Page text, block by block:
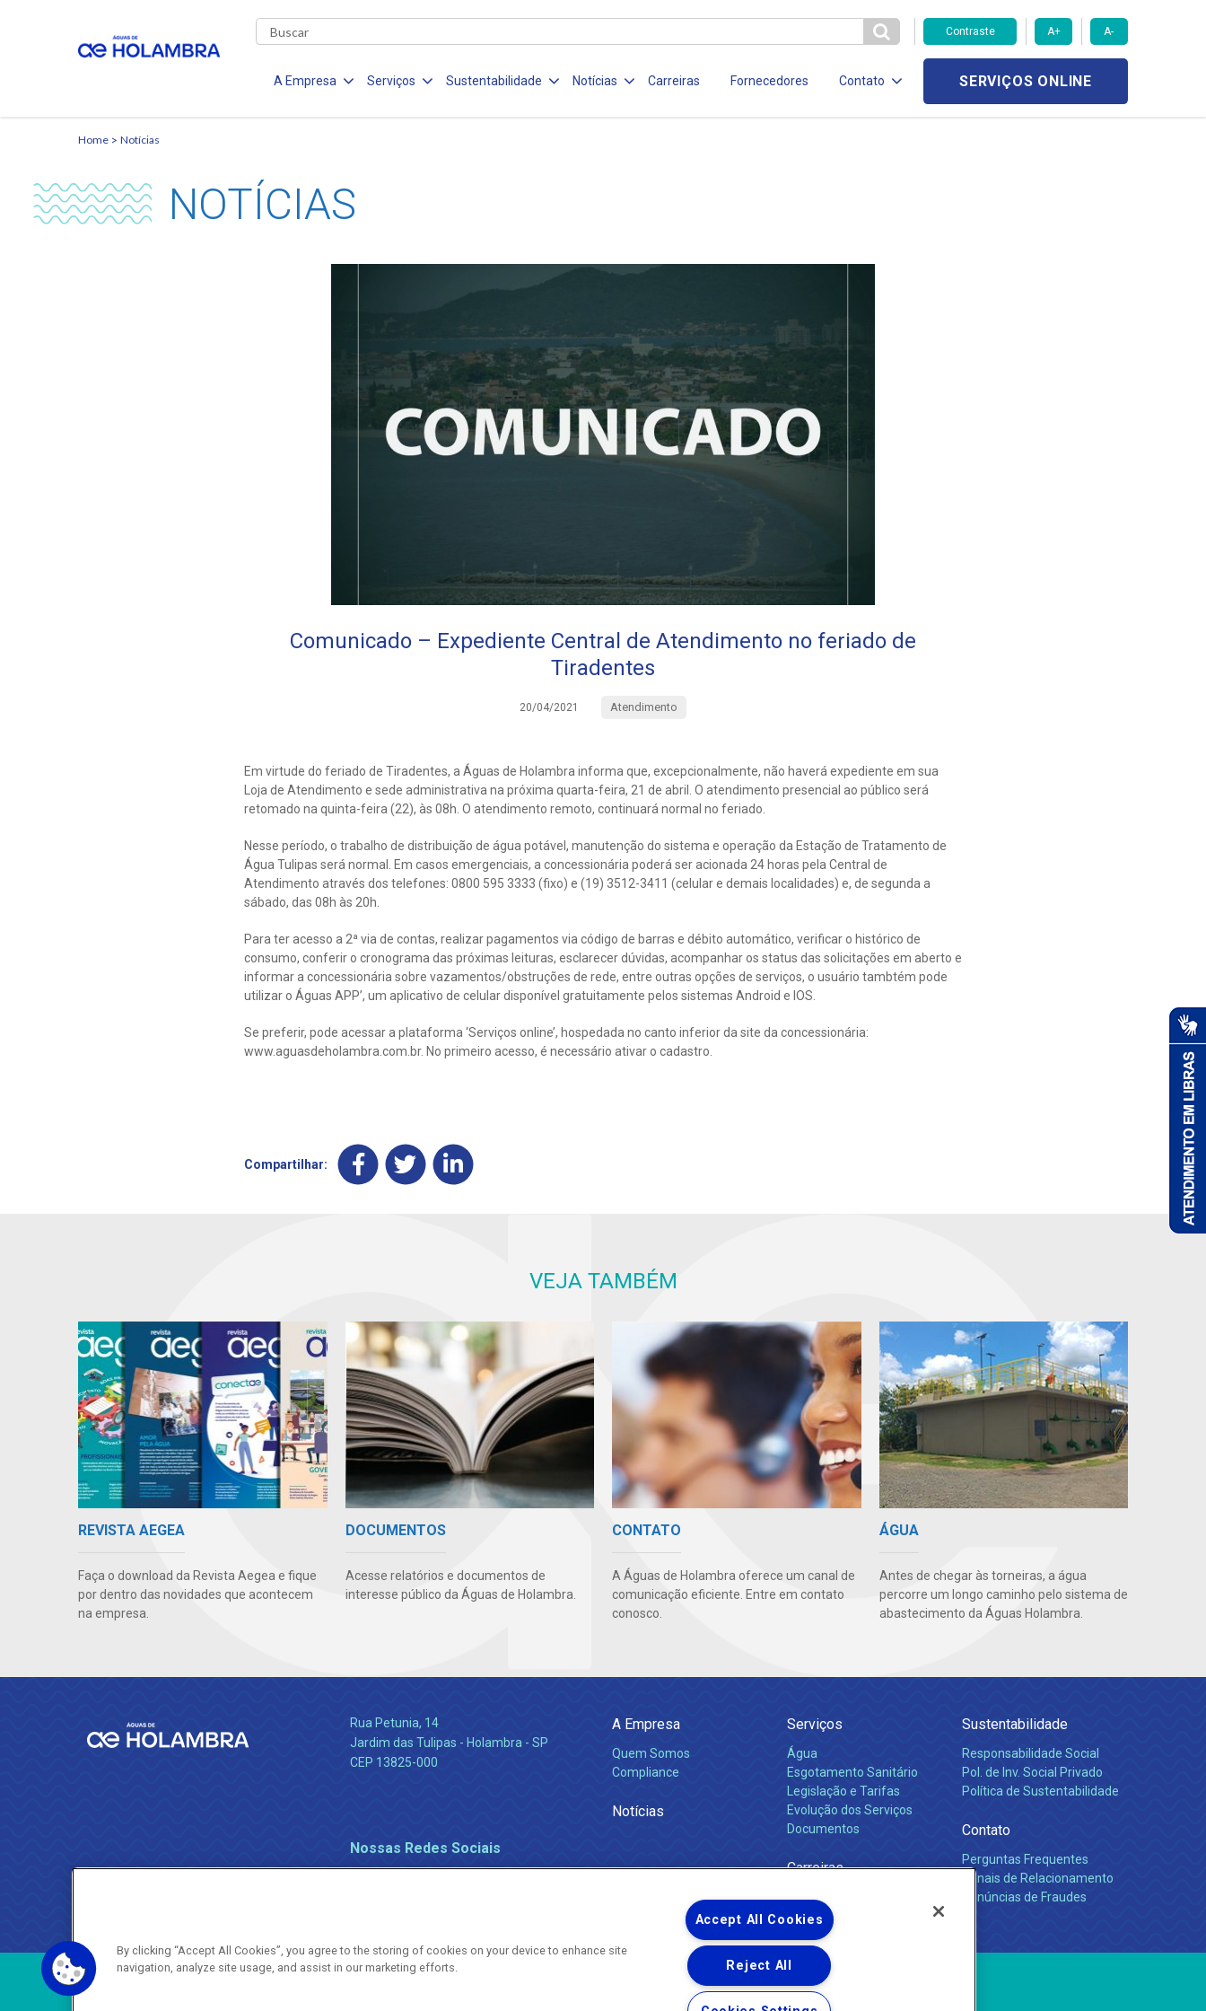
Contraste A+ A-
A Empresa Serviços Sustentabilidade Notícias Carreiras Fornecedores Contato SERVIÇOS ONLINE
Home Notícias
NOTÍCIAS
Comunicado – Expediente Central de Atendimento no feriado de
Tiradentes
20/04/2021 Atendimento
Em virtude do feriado de Tiradentes, a Águas de Holambra informa que, excepcionalmente, não haverá expediente em sua
Loja de Atendimento e sede administrativa na próxima quarta-feira, 21 de abril. O atendimento presencial ao público será
retomado na quinta-feira (22), às 08h. O atendimento remoto, continuará normal no feriado.
Nesse período, o trabalho de distribuição de água potável, manutenção do sistema e operação da Estação de Tratamento de
Água Tulipas será normal. Em casos emergenciais, a concessionária poderá ser acionada 24 horas pela Central de
Atendimento através dos telefones: 0800 595 3333 (fixo) e (19) 3512-3411 (celular e demais localidades) e, de segunda a
sábado, das 08h às 20h.
Para ter acesso a 2ª via de contas, realizar pagamentos via código de barras e débito automático, verificar o histórico de
consumo, conferir o cronograma das próximas leituras, esclarecer dúvidas, acompanhar os status das solicitações em aberto e
informar a concessionária sobre vazamentos/obstruções de rede, entre outras opções de serviços, o usuário tambtém pode
utilizar o Águas APP’, um aplicativo de celular disponível gratuitamente pelos sistemas Android e IOS.
Se preferir, pode acessar a plataforma ‘Serviços online’, hospedada no canto inferior da site da concessionária:
www.aguasdeholambra.com.br. No primeiro acesso, é necessário ativar o cadastro.
Compartilhar:
VEJA TAMBÉM
REVISTA AEGEA
Faça o download da Revista Aegea e fique
por dentro das novidades que acontecem
na empresa.
DOCUMENTOS
Acesse relatórios e documentos de
interesse público da Águas de Holambra.
CONTATO
A Águas de Holambra oferece um canal de
comunicação eficiente. Entre em contato
conosco.
ÁGUA
Antes de chegar às torneiras, a água
percorre um longo caminho pelo sistema de
abastecimento da Águas Holambra.
Rua Petunia, 14
Jardim das Tulipas - Holambra - SP
CEP 13825-000
Nossas Redes Sociais
A Empresa
Quem Somos
Compliance
Notícias
Serviços
Água
Esgotamento Sanitário
Legislação e Tarifas
Evolução dos Serviços
Documentos
Carreiras
Sustentabilidade
Responsabilidade Social
Pol. de Inv. Social Privado
Política de Sustentabilidade
Contato
Perguntas Frequentes
Canais de Relacionamento
Denúncias de Fraudes
Copyright ® 2026 - Todos os Direitos Reservados.
By clicking “Accept All Cookies”, you agree to the storing of cookies on your device to enhance site
navigation, analyze site usage, and assist in our marketing efforts.
Accept All Cookies
Reject All